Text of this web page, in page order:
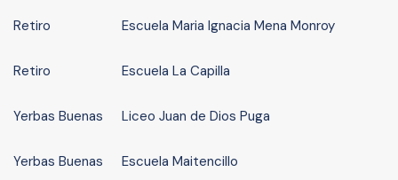
Retiro Escuela Maria Ignacia Mena Monroy
Retiro Escuela La Capilla
Yerbas Buenas Liceo Juan de Dios Puga
Yerbas Buenas Escuela Maitencillo